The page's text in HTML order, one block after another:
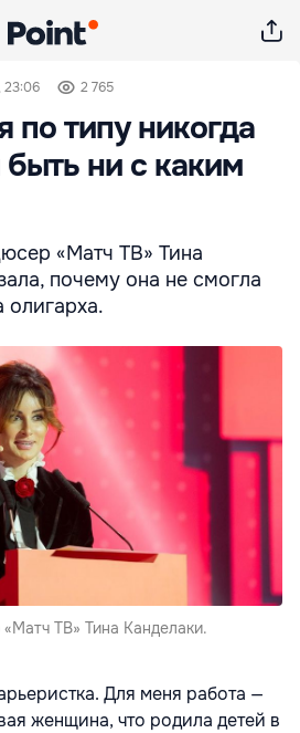
23:06 2 765
по типу никогда
ни с каким
«Матч ТВ» Тина
почему она не смогла
ТВ» Тина Канделаки.
Для меня работа —
женщина, что родила детей в